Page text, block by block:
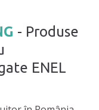
- Produse
ENEL